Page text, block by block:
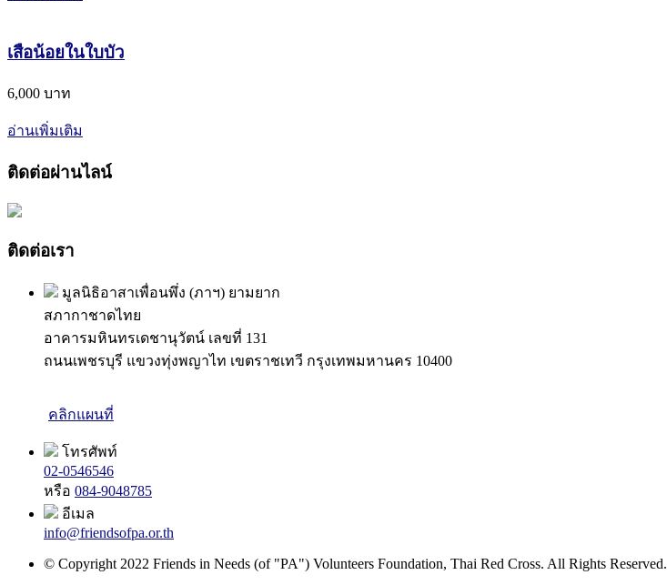
เสือน้อยในใบบัว
6,000 บาท
อ่านเพิ่มเติม
ติดต่อผ่านไลน์
ติดต่อเรา
มูลนิธิอาสาเพื่อนพึ่ง (ภาฯ) ยามยาก
สภากาชาดไทย
อาคารมหินทรเดชานุวัตน์ เลขที่ 131
ถนนเพชรบุรี แขวงทุ่งพญาไท เขตราชเทวี กรุงเทพมหานคร 10400
คลิกแผนที่
โทรศัพท์
02-0546546
หรือ 084-9048785
อีเมล
info@friendsofpa.or.th
© Copyright 2022 Friends in Needs (of "PA") Volunteers Foundation, Thai Red Cross. All Rights Reserved.